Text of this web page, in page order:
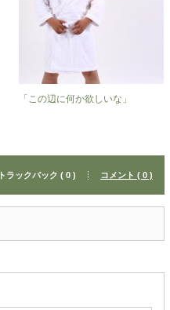
「この辺に何か欲しいな」
トラックバック ( 0 ) コメント ( 0 )